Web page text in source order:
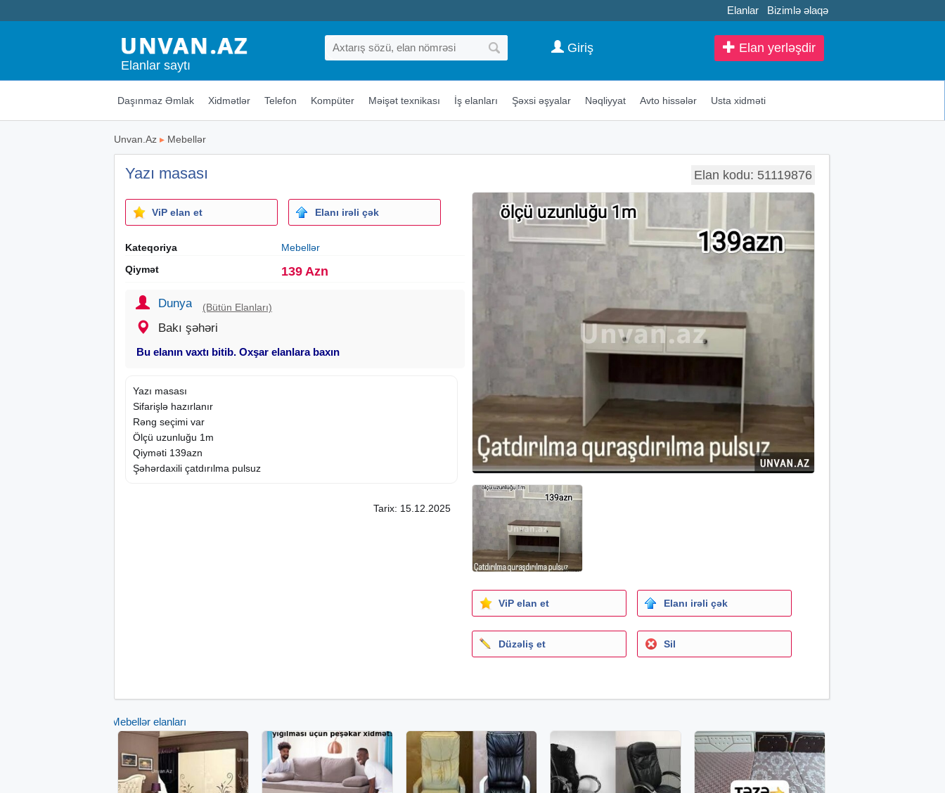
Elanlar Bizimlə əlaqə
Elanlar saytı
Elan yerləşdir
Giriş
Daşınmaz Əmlak Xidmətlər Telefon Kompüter Məişət texnikası İş elanları Şəxsi əşyalar Nəqliyyat Avto hissələr Usta xidməti
Unvan.Az ▸ Mebellər
Yazı masası Elan kodu: 51119876
ViP elan et Elanı irəli çək
Kateqoriya
Mebellər
Qiymət
139 Azn
Dunya (Bütün Elanları)
Bakı şəhəri
Bu elanın vaxtı bitib. Oxşar elanlara baxın
Yazı masası
Sifarişlə hazırlanır
Rəng seçimi var
Ölçü uzunluğu 1m
Qiyməti 139azn
Şəhərdaxili çatdırılma pulsuz
Tarix: 15.12.2025
ViP elan et Elanı irəli çək
Düzəliş et Sil
Mebellər elanları